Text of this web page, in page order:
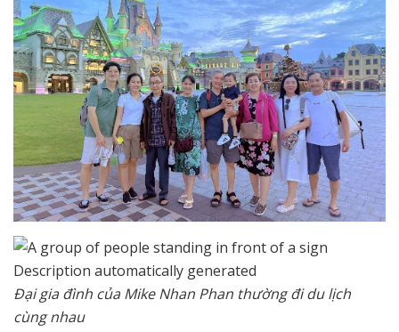
Đại gia đình của Mike Nhan Phan thường đi du lịch
cùng nhau